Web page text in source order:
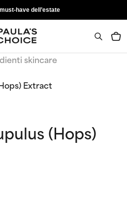
have dell’estate
skincare
Extract
(Hops)